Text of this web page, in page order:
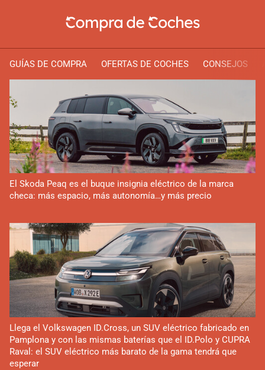
GUÍAS DE COMPRA OFERTAS DE COCHES CONSEJOS
El Skoda Peaq es el buque insignia eléctrico de la marca
checa: más espacio, más autonomía…y más precio
Llega el Volkswagen ID.Cross, un SUV eléctrico fabricado en
Pamplona y con las mismas baterías que el ID.Polo y CUPRA
Raval: el SUV eléctrico más barato de la gama tendrá que
esperar